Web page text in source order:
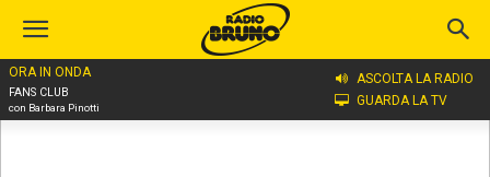
ORA IN ONDA
FANS CLUB
con Barbara Pinotti
ASCOLTA LA RADIO
GUARDA LA TV
Home